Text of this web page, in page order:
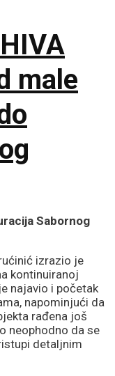
male
Sabornog
izrazio je
kontinuiranoj
najavio i početak
napominjući da
rađena još
neophodno da se
detaljnim